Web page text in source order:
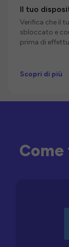
Il tuo
Verifica che il
sbloccato e
prima di
Scopri di più
Come